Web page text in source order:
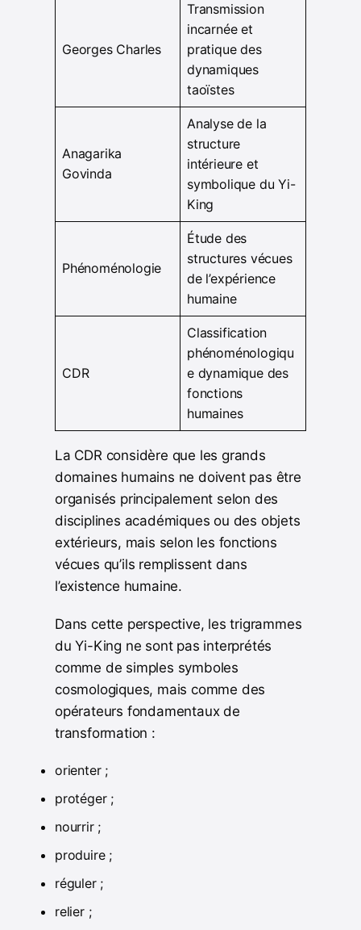
Georges Charles
Transmission
incarnée et
pratique des
dynamiques
taoïstes
Anagarika
Govinda
Analyse de la
structure
intérieure et
symbolique du Yi-
King
Phénoménologie
Étude des
structures vécues
de l’expérience
humaine
CDR
Classification
phénoménologiqu
e dynamique des
fonctions
humaines
La CDR considère que les grands
domaines humains ne doivent pas être
organisés principalement selon des
disciplines académiques ou des objets
extérieurs, mais selon les fonctions
vécues qu’ils remplissent dans
l’existence humaine.
Dans cette perspective, les trigrammes
du Yi-King ne sont pas interprétés
comme de simples symboles
cosmologiques, mais comme des
opérateurs fondamentaux de
transformation :
orienter ;
protéger ;
nourrir ;
produire ;
réguler ;
relier ;